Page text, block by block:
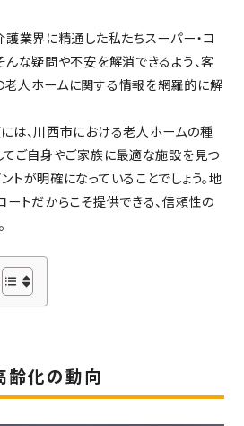
イベント・アクティビティ
社会からの評価
スーパー・コートとは
スーパーコートのサービス
パーキンソン病専門施設とは
お知らせ・公開情報
新着情報
建築候補地募集のお知らせ
実務経験証明書発行の
護業界に精通した私たちスーパー・コ
んな疑問や不安を解消できるよう、客
人ホームに関する情報を網羅的に解
は、川西市における老人ホームの種
てご自身やご家族に最適な施設を見つ
トが明確になっていることでしょう。地
ートだからこそ提供できる、信頼性の
齢化の動向